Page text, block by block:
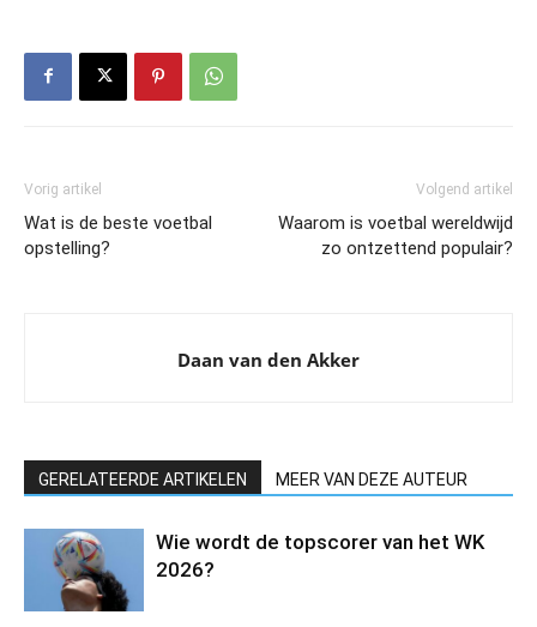
Vorig artikel
Wat is de beste voetbal
opstelling?
Volgend artikel
Waarom is voetbal wereldwijd
zo ontzettend populair?
Daan van den Akker
GERELATEERDE ARTIKELEN MEER VAN DEZE AUTEUR
Wie wordt de topscorer van het WK
2026?